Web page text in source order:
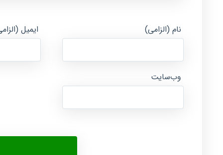
نام (الزامی) ایمیل
وب‌سایت